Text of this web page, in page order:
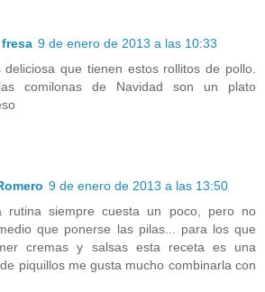
9 de enero de 2013 a las 10:33
que tienen estos rollitos de pollo.
comilonas de Navidad son un plato
9 de enero de 2013 a las 13:50
rutina siempre cuesta un poco, pero no
que ponerse las pilas... para los que
cremas y salsas esta receta es una
piquillos me gusta mucho combinarla con